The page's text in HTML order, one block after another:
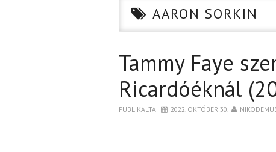
AARON SORKIN
Tammy Faye
Ricardóéknál
PUBLIKÁLTA 2022. OKTÓBER 30.